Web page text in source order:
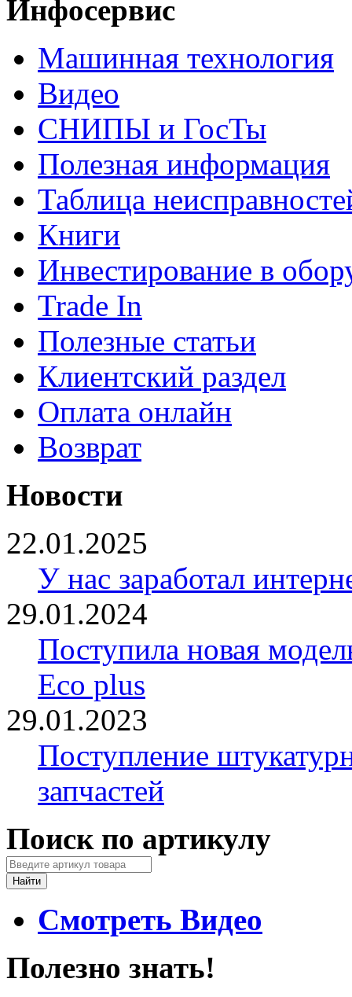
Инфосервис
Машинная технология
Видео
СНИПЫ и ГосТы
Полезная информация
Таблица
Книги
Инвестирование в
Trade In
Полезные статьи
Клиентский раздел
Оплата онлайн
Возврат
Новости
22.01.2025
У нас заработал
29.01.2024
Поступила новая
Eco plus
29.01.2023
Поступление
запчастей
Поиск по артикулу
Смотреть Видео
Полезно знать!